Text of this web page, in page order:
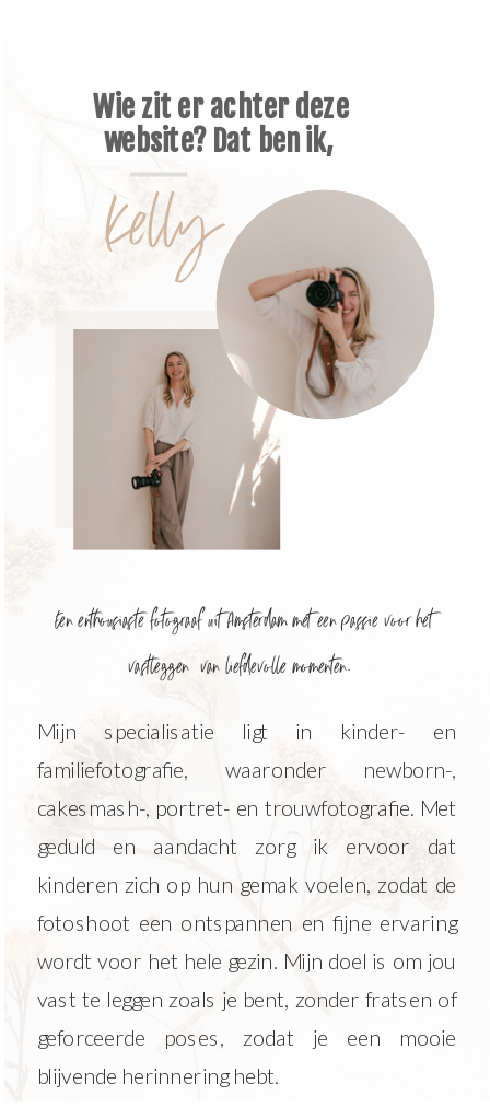
Mijn specialisatie ligt in kinder- en
familiefotografie, waaronder newborn-,
cakesmash-, portret- en trouwfotografie. Met
geduld en aandacht zorg ik ervoor dat
kinderen zich op hun gemak voelen, zodat de
fotoshoot een ontspannen en fijne ervaring
wordt voor het hele gezin. Mijn doel is om jou
vast te leggen zoals je bent, zonder fratsen of
geforceerde poses, zodat je een mooie
blijvende herinnering hebt.
Een enthousiaste fotograaf uit Amsterdam met een passie voor het
vastleggen van liefdevolle momenten.
Kelly
Wie zit er achter deze
website? Dat ben ik,